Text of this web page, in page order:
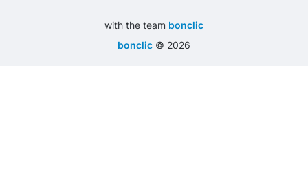
with the team bonclic
bonclic © 2026